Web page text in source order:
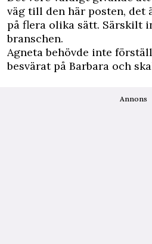
väg till den här posten, det
på flera olika sätt. Särskilt
branschen.
Agneta behövde inte
besvärat på Barbara och
Annons